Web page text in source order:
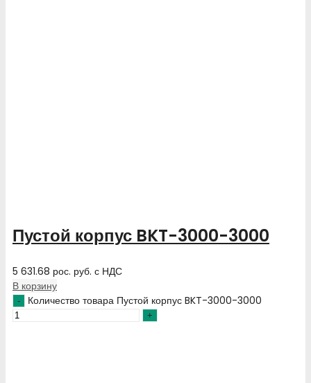
Пустой корпус BKT-3000-3000
5 631.68 рос. руб. с НДС
В корзину
Количество товара Пустой корпус BKT-3000-3000